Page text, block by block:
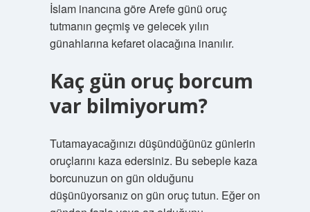
İslam inancına göre Arefe günü oruç
tutmanın geçmiş ve gelecek yılın
günahlarına kefaret olacağına inanılır.
Kaç gün oruç borcum
var bilmiyorum?
Tutamayacağınızı düşündüğünüz günlerin
oruçlarını kaza edersiniz. Bu sebeple kaza
borcunuzun on gün olduğunu
düşünüyorsanız on gün oruç tutun. Eğer on